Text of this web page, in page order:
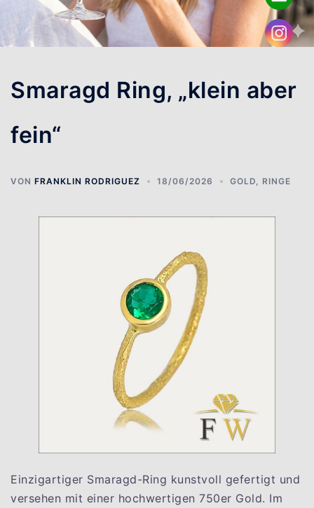
Smaragd Ring, „klein aber
fein“
VON FRANKLIN RODRIGUEZ 18/06/2026 GOLD RINGE
Einzigartiger Smaragd-Ring kunstvoll gefertigt und
versehen mit einer hochwertigen 750er Gold. Im